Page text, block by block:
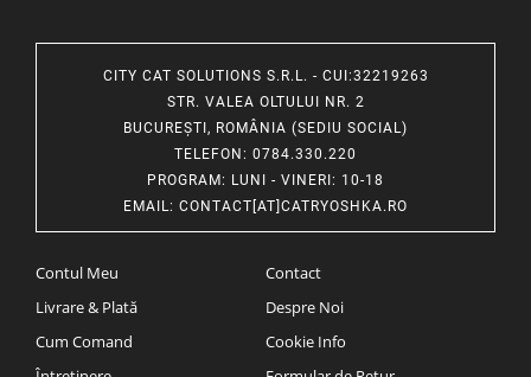
CITY CAT SOLUTIONS S.R.L. - CUI:32219263
STR. VALEA OLTULUI NR. 2
BUCUREȘTI, ROMÂNIA (SEDIU SOCIAL)
TELEFON : 0784.330.220
PROGRAM: LUNI - VINERI: 10-18
EMAIL: CONTACT[AT]CATRYOSHKA.RO
Contul Meu
Livrare & Plată
Cum Comand
Contact
Despre Noi
Cookie Info